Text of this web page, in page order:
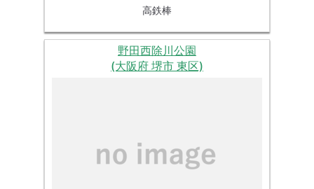
高鉄棒
野田西除川公園
(大阪府 堺市 東区)